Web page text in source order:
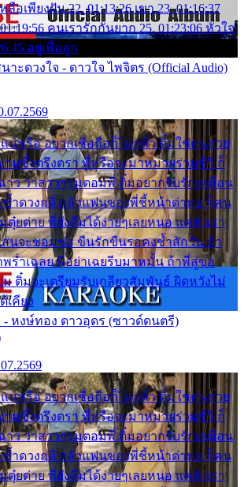
ลือเพียงฝัน 22. 01:13:26 เขา 23. 01:16:37
คนเรารักกันยาก 25. 01:23:06 หัวใจ
อยู่เพื่อลูก
นาะดวงใจ - ดาวใจ ไพจิตร (Official Audio)
แน่หรือ อยากเชื่อถือก็ไม่กล้า ติ๋มใช่คนสวย
ามซึ้งตรึงตรา พี่หรือจะมาหมายร่วมชีวี ก็
าว ว่าสาวๆรุมตอมพี่ ติ๋มอยากรับรักเหมือน
ำดวงฤดี กลัวแฟนของพี่ชี้หน้าด่าทอ ก็คน
ยต่าย พี่ยังลืมได้ง่ายๆเลยหนอ แค่ตัวเรา
นจะซอมซ่อ ขืนรักขืนรอคงช้ำสักวัน ถ้า
พร่ำเฉลย พี่อย่าเฉยรีบมาหมั้น ถ้าพี่สู่ขอ
ติ๋มจะเตรียมรับเกลียวสัมพันธ์ ผิดหวังไม่
เคียง
หงษ์ทอง ดาวอุดร (ซาวด์ดนตรี)
แน่หรือ อยากเชื่อถือก็ไม่กล้า ติ๋มใช่คนสวย
ามซึ้งตรึงตรา พี่หรือจะมาหมายร่วมชีวี ก็
าว ว่าสาวๆรุมตอมพี่ ติ๋มอยากรับรักเหมือน
ำดวงฤดี กลัวแฟนของพี่ชี้หน้าด่าทอ ก็คน
ยต่าย พี่ยังลืมได้ง่ายๆเลยหนอ แค่ตัวเรา